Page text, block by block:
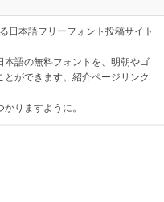
日本語フリーフォント投稿サイト
語の無料フォントを、明朝やゴ
ができます。紹介ページリンク
りますように。